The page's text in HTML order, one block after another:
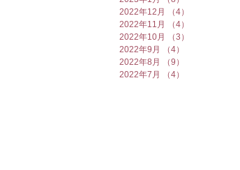
2022年12月
（4）
2022年11月
（4）
2022年10月
（3）
2022年9月
（4）
2022年8月
（9）
2022年7月
（4）